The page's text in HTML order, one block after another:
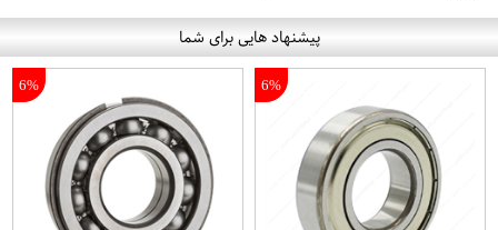
پیشنهاد هایی برای شما
6%
6%